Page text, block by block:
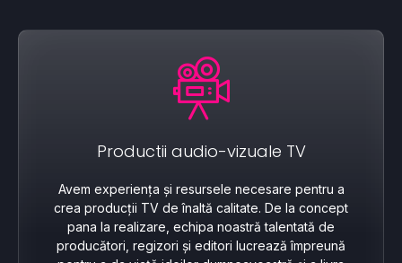
Productii audio-vizuale TV
Avem experiența și resursele necesare pentru a
crea producții TV de înaltă calitate. De la concept
pana la realizare, echipa noastră talentată de
producători, regizori și editori lucrează împreună